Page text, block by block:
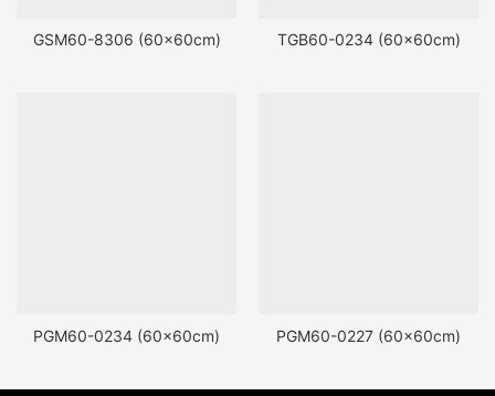
GSM60-8306 (60x60cm) TGB60-0234 (60x60cm)
PGM60-0234 (60x60cm) PGM60-0227 (60x60cm)